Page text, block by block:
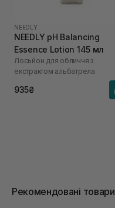
NEEDLY
NEEDLY pH Balancing
Essence Lotion 145 мл
Лосьйон для обличчя з
екстрактом альбатрела
935₴
Рекомендовані товари